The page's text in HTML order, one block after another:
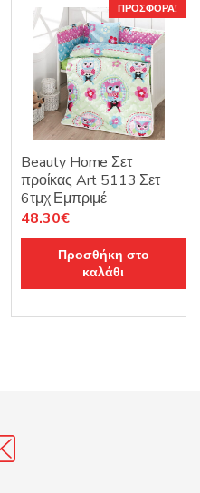
ΠΡΟΣΦΟΡΆ!
Beauty Home Σετ
προίκας Art 5113 Σετ
6τμχ Εμπριμέ
Original
price
48.30€Η
τρέχουσα
τιμή
είναι:
Προσθήκη στο
καλάθι